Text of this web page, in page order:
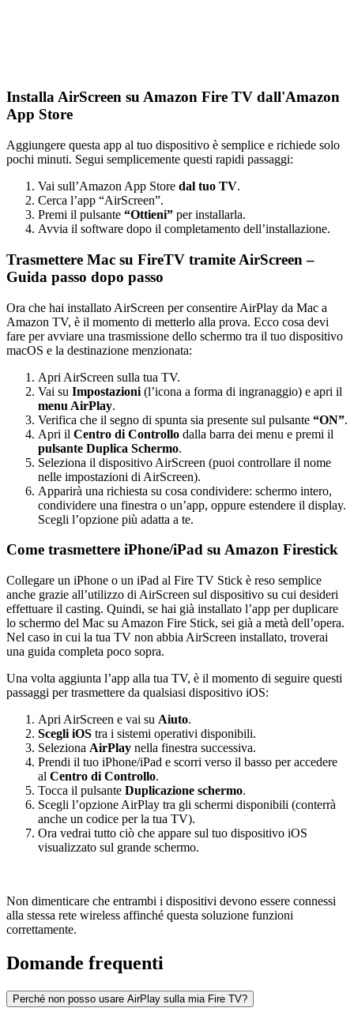
Installa AirScreen su Amazon Fire TV dall'Amazon
App Store
Aggiungere questa app al tuo dispositivo è semplice e richiede solo
pochi minuti. Segui semplicemente questi rapidi passaggi:
Vai sull’Amazon App Store dal tuo TV.
Cerca l’app “AirScreen”.
Premi il pulsante “Ottieni” per installarla.
Avvia il software dopo il completamento dell’installazione.
Trasmettere Mac su FireTV tramite AirScreen –
Guida passo dopo passo
Ora che hai installato AirScreen per consentire AirPlay da Mac a
Amazon TV, è il momento di metterlo alla prova. Ecco cosa devi
fare per avviare una trasmissione dello schermo tra il tuo dispositivo
macOS e la destinazione menzionata:
Apri AirScreen sulla tua TV.
Vai su Impostazioni (l’icona a forma di ingranaggio) e apri il
menu AirPlay.
Verifica che il segno di spunta sia presente sul pulsante “ON”.
Apri il Centro di Controllo dalla barra dei menu e premi il
pulsante Duplica Schermo.
Seleziona il dispositivo AirScreen (puoi controllare il nome
nelle impostazioni di AirScreen).
Apparirà una richiesta su cosa condividere: schermo intero,
condividere una finestra o un’app, oppure estendere il display.
Scegli l’opzione più adatta a te.
Come trasmettere iPhone/iPad su Amazon Firestick
Collegare un iPhone o un iPad al Fire TV Stick è reso semplice
anche grazie all’utilizzo di AirScreen sul dispositivo su cui desideri
effettuare il casting. Quindi, se hai già installato l’app per duplicare
lo schermo del Mac su Amazon Fire Stick, sei già a metà dell’opera.
Nel caso in cui la tua TV non abbia AirScreen installato, troverai
una guida completa poco sopra.
Una volta aggiunta l’app alla tua TV, è il momento di seguire questi
passaggi per trasmettere da qualsiasi dispositivo iOS:
Apri AirScreen e vai su Aiuto.
Scegli iOS tra i sistemi operativi disponibili.
Seleziona AirPlay nella finestra successiva.
Prendi il tuo iPhone/iPad e scorri verso il basso per accedere
al Centro di Controllo.
Tocca il pulsante Duplicazione schermo.
Scegli l’opzione AirPlay tra gli schermi disponibili (conterrà
anche un codice per la tua TV).
Ora vedrai tutto ciò che appare sul tuo dispositivo iOS
visualizzato sul grande schermo.
Non dimenticare che entrambi i dispositivi devono essere connessi
alla stessa rete wireless affinché questa soluzione funzioni
correttamente.
Domande frequenti
Perché non posso usare AirPlay sulla mia Fire TV?